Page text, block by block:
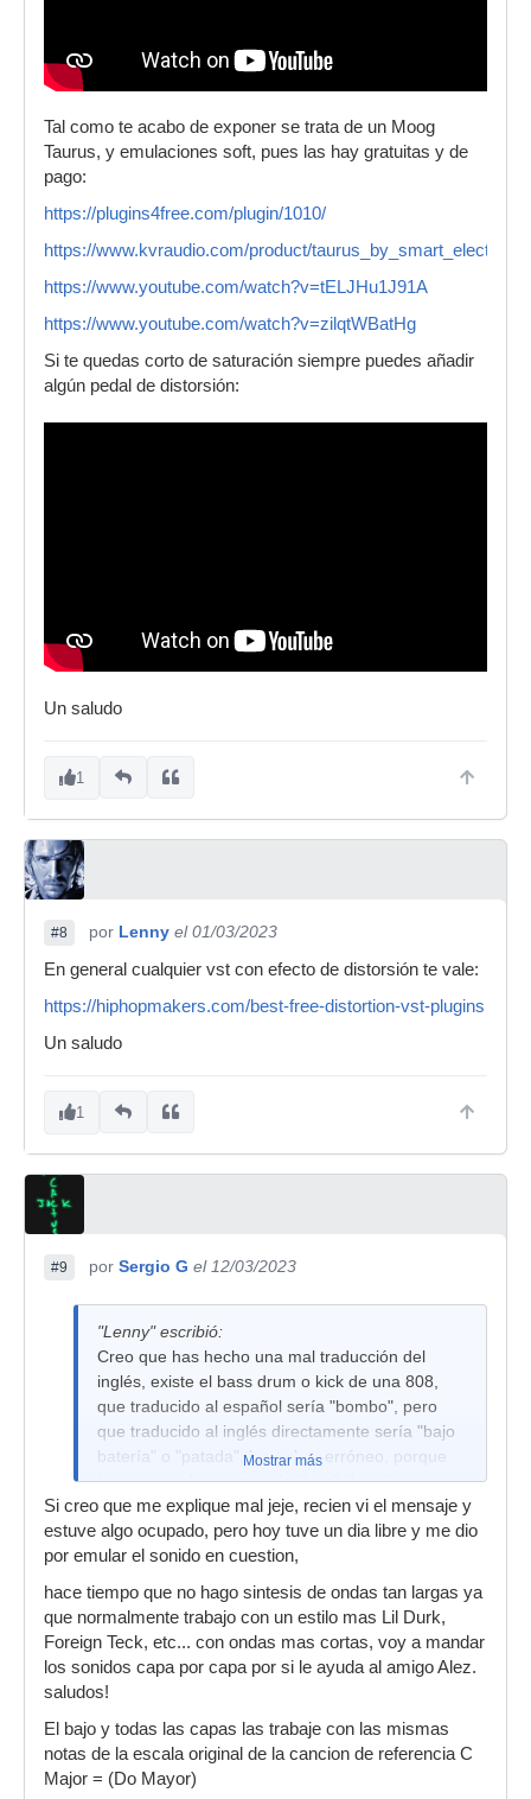
Tal como te acabo de exponer se trata de un Moog
Taurus, y emulaciones soft, pues las hay gratuitas y de
pago:
https://plugins4free.com/plugin/1010/
https://www.kvraudio.com/product/taurus_by_smart_electronix
https://www.youtube.com/watch?v=tELJHu1J91A
https://www.youtube.com/watch?v=zilqtWBatHg
Si te quedas corto de saturación siempre puedes añadir
algún pedal de distorsión:
Un saludo
1
#8 por Lenny el 01/03/2023
En general cualquier vst con efecto de distorsión te vale:
https://hiphopmakers.com/best-free-distortion-vst-plugins
Un saludo
1
#9 por Sergio G el 12/03/2023
"Lenny" escribió:
Creo que has hecho una mal traducción del
inglés, existe el bass drum o kick de una 808,
que traducido al español sería "bombo", pero
que traducido al inglés directamente sería "bajo
batería" o "patada", lo cual es erróneo, porque
luego está el denominado "bajo","bass" en
inglés, como instrumento, que sería acústico
"acoustic", eléctrico "electric", etc... y en el caso
que expones de sintetizador que es al que tu te
Mostrar más
Si creo que me explique mal jeje, recien vi el mensaje y
estuve algo ocupado, pero hoy tuve un dia libre y me dio
por emular el sonido en cuestion,
hace tiempo que no hago sintesis de ondas tan largas ya
que normalmente trabajo con un estilo mas Lil Durk,
Foreign Teck, etc... con ondas mas cortas, voy a mandar
los sonidos capa por capa por si le ayuda al amigo Alez.
saludos!
El bajo y todas las capas las trabaje con las mismas
notas de la escala original de la cancion de referencia C
Major = (Do Mayor)